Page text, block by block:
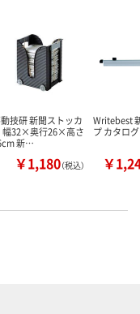
技研 新聞ストッカ
幅32×奥行26×高さ
新…
￥1,180（税込）
Writebest
プ カタロ
￥